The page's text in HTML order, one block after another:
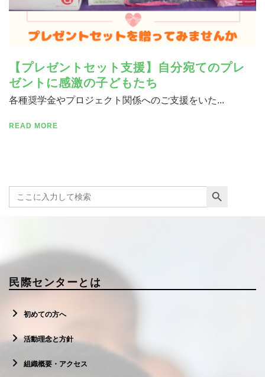
【プレゼントセット支援】自分宛てのプレ
ゼントに感激の子どもたち
各種奨学金やプロジェクト関係へのご支援をいた...
READ MORE
Search
for:
Search Button
民際センターとは
初めての方へ
活動理念と方針
組織概要・アクセス